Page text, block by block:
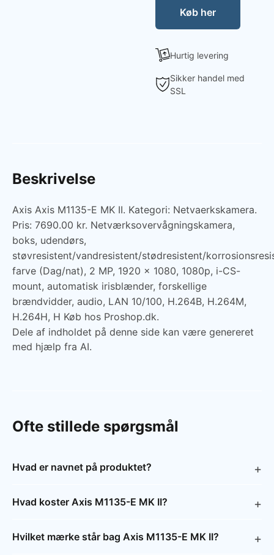
Køb her
Hurtig levering
Sikker handel med
SSL
Beskrivelse
Axis Axis M1135-E MK II. Kategori: Netvaerkskamera.
Pris: 7690.00 kr. Netværksovervågningskamera,
boks, udendørs,
støvresistent/vandresistent/stødresistent/
farve (Dag/nat), 2 MP, 1920 x 1080, 1080p, i-CS-
mount, automatisk irisblænder, forskellige
brændvidder, audio, LAN 10/100, H.264B, H.264M,
H.264H, H Køb hos Proshop.dk.
Dele af indholdet på denne side kan være genereret
med hjælp fra AI.
Ofte stillede spørgsmål
Hvad er navnet på produktet?
Hvad koster Axis M1135-E MK II?
Hvilket mærke står bag Axis M1135-E MK II?